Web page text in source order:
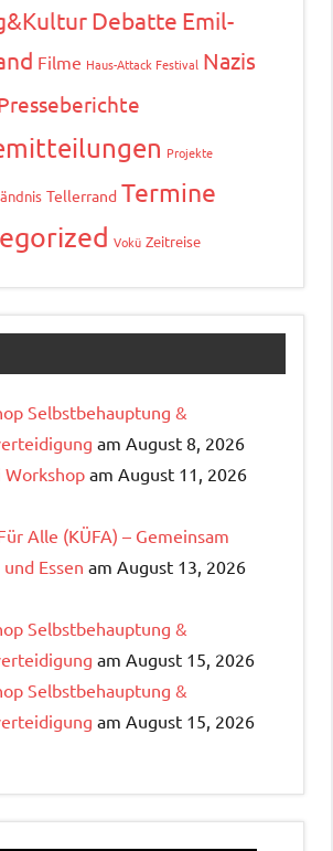
Debatte Emil-
Filme Haus-Attack Festival Nazis
Projekte
Tellerrand Termine
Vokü Zeitreise
Selbstbehauptung &
am August 8, 2026
am August 11, 2026
Alle (KÜFA) – Gemeinsam
Essen am August 13, 2026
Selbstbehauptung &
am August 15, 2026
Selbstbehauptung &
am August 15, 2026